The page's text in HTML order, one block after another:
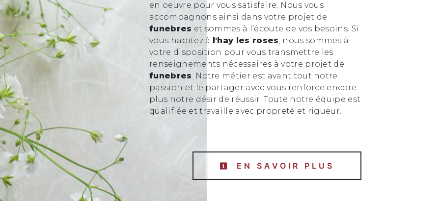
en oeuvre pour vous satisfaire. Nous vous
accompagnons ainsi dans votre projet de
funebres et sommes à l’écoute de vos besoins. Si
vous habitez à
l'hay les roses, nous sommes à
votre disposition pour vous transmettre les
renseignements nécessaires à votre projet de
funebres. Notre métier est avant tout notre
passion et le partager avec vous renforce encore
plus notre désir de réussir. Toute notre équipe est
qualifiée et travaille avec propreté et rigueur.
EN SAVOIR PLUS